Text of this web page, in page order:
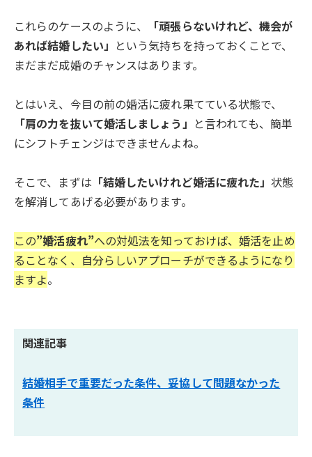
これらのケースのように、
「頑張らないけれど、機会が
あれば結婚したい」 という気持ちを持っておくことで、
まだまだ成婚のチャンスはあります。
とはいえ、今目の前の婚活に疲れ果てている状態で、
「肩の力を抜いて婚活しましょう」 と言われても、簡単
にシフトチェンジはできませんよね。
そこで、まずは 「結婚したいけれど婚活に疲れた」状態
を解消してあげる必要があります。
この”婚活疲れ”への対処法を知っておけば、婚活を止め
ることなく、自分らしいアプローチができるようになり
ますよ。
関連記事
結婚相手で重要だった条件、妥協して問題なかった
条件